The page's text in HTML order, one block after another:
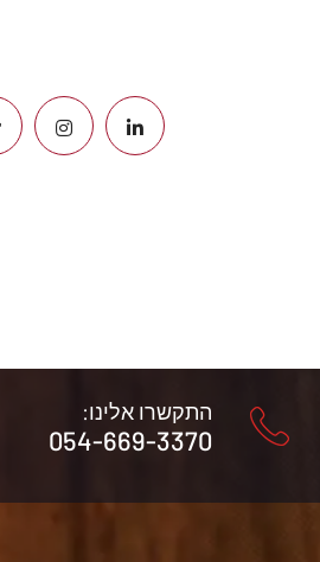
התקשרו אלינו:
054-669-3370